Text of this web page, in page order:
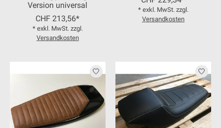
Version universal
CHF 213,56*
* exkl. MwSt. zzgl.
Versandkosten
* exkl. MwSt. zzgl.
Versandkosten